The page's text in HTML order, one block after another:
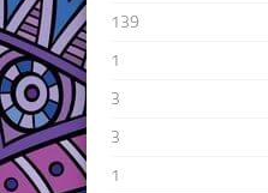
139
1
3
3
1